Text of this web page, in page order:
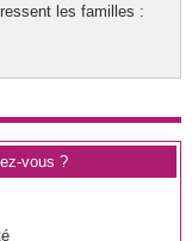
les familles :
vous ?